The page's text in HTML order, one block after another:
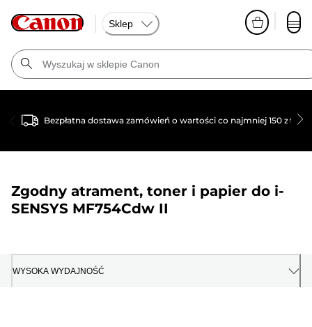
Sklep
Bezpłatna dostawa zamówień o wartości co najmniej 150 zł
Zgodny atrament, toner i papier do i-
SENSYS MF754Cdw II
WYSOKA WYDAJNOŚĆ